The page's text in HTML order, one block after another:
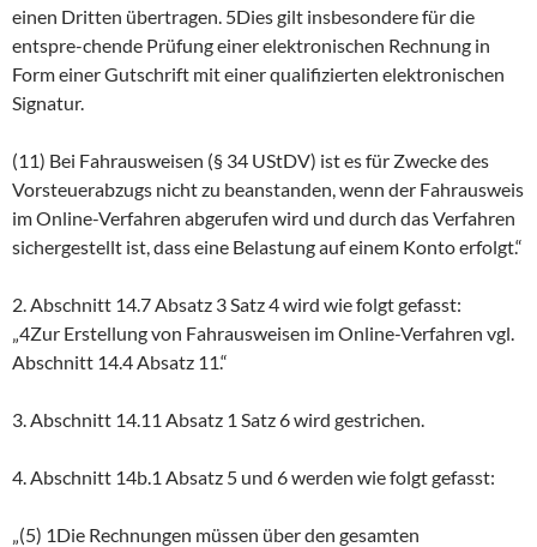
einen Dritten übertragen. 5Dies gilt insbesondere für die
entspre-chende Prüfung einer elektronischen Rechnung in
Form einer Gutschrift mit einer qualifizierten elektronischen
Signatur.
(11) Bei Fahrausweisen (§ 34 UStDV) ist es für Zwecke des
Vorsteuerabzugs nicht zu beanstanden, wenn der Fahrausweis
im Online-Verfahren abgerufen wird und durch das Verfahren
sichergestellt ist, dass eine Belastung auf einem Konto erfolgt.“
2. Abschnitt 14.7 Absatz 3 Satz 4 wird wie folgt gefasst:
„4Zur Erstellung von Fahrausweisen im Online-Verfahren vgl.
Abschnitt 14.4 Absatz 11.“
3. Abschnitt 14.11 Absatz 1 Satz 6 wird gestrichen.
4. Abschnitt 14b.1 Absatz 5 und 6 werden wie folgt gefasst:
„(5) 1Die Rechnungen müssen über den gesamten